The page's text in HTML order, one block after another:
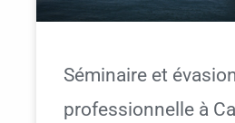
Séminaire et
professionnelle à